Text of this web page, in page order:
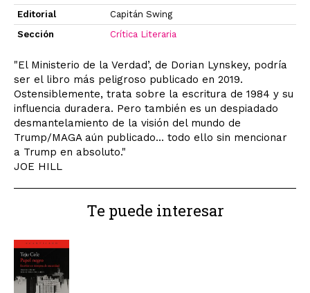
Editorial
Capitán Swing
Sección
Crítica Literaria
"El Ministerio de la Verdad’, de Dorian Lynskey, podría
ser el libro más peligroso publicado en 2019.
Ostensiblemente, trata sobre la escritura de 1984 y su
influencia duradera. Pero también es un despiadado
desmantelamiento de la visión del mundo de
Trump/MAGA aún publicado... todo ello sin mencionar
a Trump en absoluto."
JOE HILL
Te puede interesar